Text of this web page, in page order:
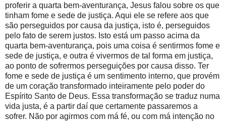
proferir a quarta bem-aventurança, Jesus falou sobre os que
tinham fome e sede de justiça. Aqui ele se refere aos que
são perseguidos por causa da justiça, isto é, perseguidos
pelo fato de serem justos. Isto está um passo acima da
quarta bem-aventurança, pois uma coisa é sentirmos fome e
sede de justiça, e outra é vivermos de tal forma em justiça,
ao ponto de sofrermos perseguições por causa disso. Ter
fome e sede de justiça é um sentimento interno, que provém
de um coração transformado inteiramente pelo poder do
Espírito Santo de Deus. Essa transformação se traduz numa
vida justa, é a partir daí que certamente passaremos a
sofrer. Não por agirmos com má fé, ou com má intenção no